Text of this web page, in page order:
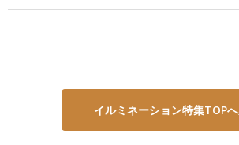
イルミネーション特集TOP